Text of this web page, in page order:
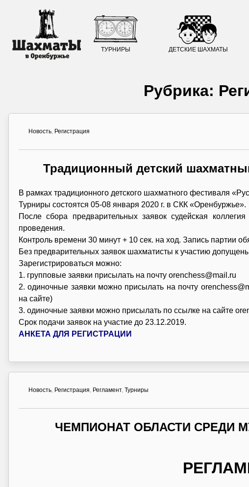
ТУРНИРЫ ДЕТСКИЕ ШАХМАТЫ
Рубрика:
Новость, Регистрация
Традиционный детский
В рамках традиционного детского шахматного фестиваля
Турниры состоятся 05-08 января 2020 г. в СКК «Оренбуржье».
После сбора предварительных заявок судейская
проведения.
Контроль времени 30 минут + 10 сек. на ход. Запись партии
Без предварительных заявок шахматисты к участию допущены
Зарегистрироваться можно:
1. групповые заявки присылать на почту orenchess@mail.ru
2. одиночные заявки можно присылать на почту
на сайте)
3. одиночные заявки можно присылать по ссылке на сайте
Срок подачи заявок на участие до 23.12.2019.
АНКЕТА ДЛЯ РЕГИСТРАЦИИ
Новость, Регистрация, Регламент, Турниры
ЧЕМПИОНАТ ОБЛАСТИ СРЕДИ